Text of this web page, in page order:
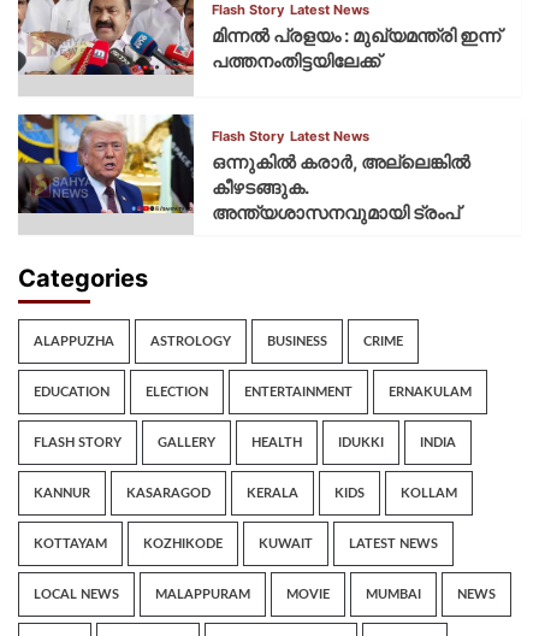
Flash Story Latest News
മിന്നല്‍ പ്രളയം : മുഖ്യമന്ത്രി ഇന്ന്
പത്തനംതിട്ടയിലേക്ക്
Flash Story Latest News
ഒന്നുകില്‍ കരാര്‍, അല്ലെങ്കില്‍
കീഴടങ്ങുക.
അന്ത്യശാസനവുമായി ട്രംപ്
Categories
ALAPPUZHA ASTROLOGY BUSINESS CRIME
EDUCATION ELECTION ENTERTAINMENT ERNAKULAM
FLASH STORY GALLERY HEALTH IDUKKI INDIA
KANNUR KASARAGOD KERALA KIDS KOLLAM
KOTTAYAM KOZHIKODE KUWAIT LATEST NEWS
LOCAL NEWS MALAPPURAM MOVIE MUMBAI NEWS